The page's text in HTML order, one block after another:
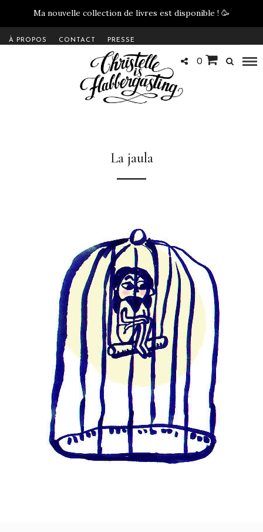
Ma nouvelle collection de livres est disponible ! 🥳
À PROPOS CONTACT PRESSE
0
La jaula